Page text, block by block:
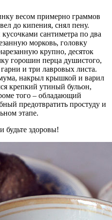
весом примерно граммов
до кипения, снял пену.
сантиметра по два
морковь, головку
крупно, десяток
горошин перца душистого,
и три лавровых листа.
накрыл крышкой и варил
крепкий утиный бульон,
того – обладающий
предотвратить простуду и
этапе.
будьте здоровы!